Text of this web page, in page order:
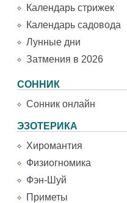
Календарь стрижек
Календарь садовода
Лунные дни
Затмения в 2026
СОННИК
Сонник онлайн
ЭЗОТЕРИКА
Хиромантия
Физиогномика
Фэн-Шуй
Приметы